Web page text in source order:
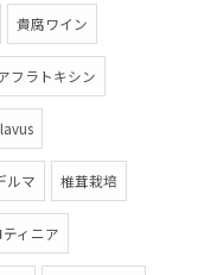
貴腐ワイン
フラトキシン
ルマ 椎茸栽培
ィニア